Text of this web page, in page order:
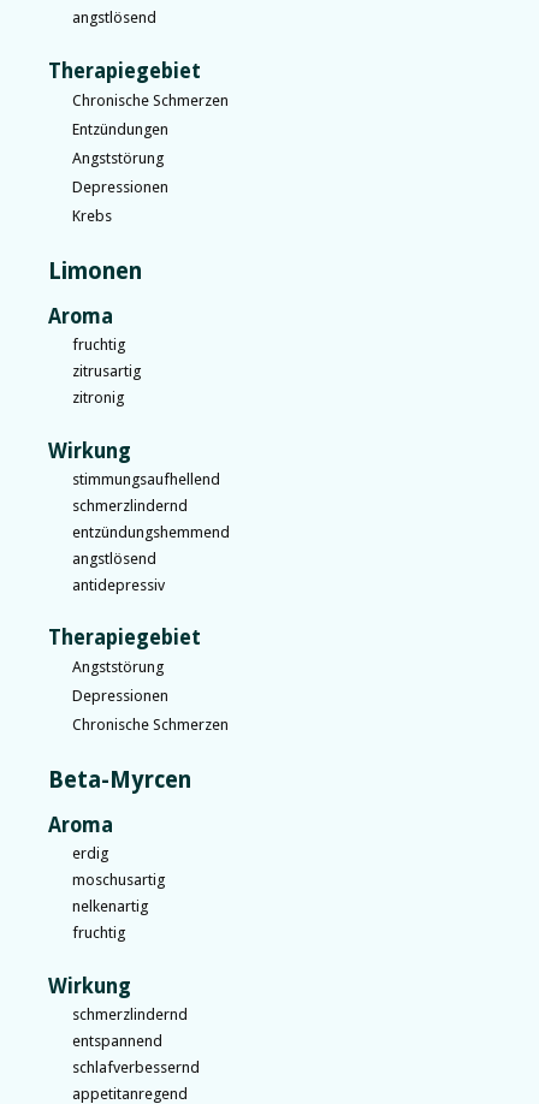
angstlösend
Therapiegebiet
Chronische Schmerzen
Entzündungen
Angststörung
Depressionen
Krebs
Limonen
Aroma
fruchtig
zitrusartig
zitronig
Wirkung
stimmungsaufhellend
schmerzlindernd
entzündungshemmend
angstlösend
antidepressiv
Therapiegebiet
Angststörung
Depressionen
Chronische Schmerzen
Beta-Myrcen
Aroma
erdig
moschusartig
nelkenartig
fruchtig
Wirkung
schmerzlindernd
entspannend
schlafverbessernd
appetitanregend